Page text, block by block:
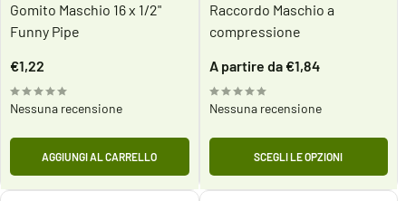
Gomito Maschio 16 x 1/2"
Funny Pipe
Prezzo
€1,22
Nessuna recensione
AGGIUNGI AL CARRELLO
Raccordo Maschio a
compressione
Prezzo
scontato
A partire da €1,84
Nessuna recensione
SCEGLI LE OPZIONI